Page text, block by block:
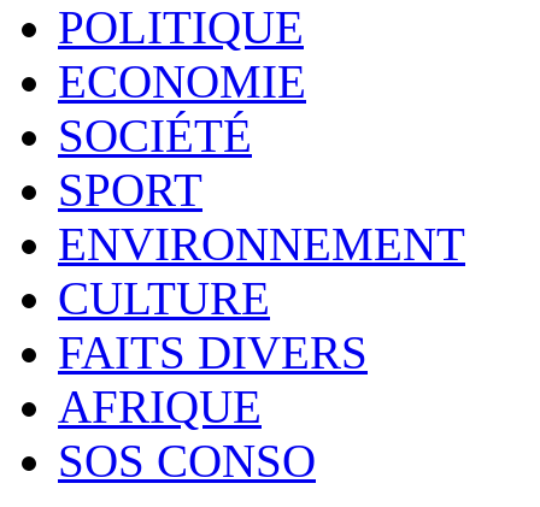
POLITIQUE
ECONOMIE
SOCIÉTÉ
SPORT
ENVIRONNEMENT
CULTURE
FAITS DIVERS
AFRIQUE
SOS CONSO